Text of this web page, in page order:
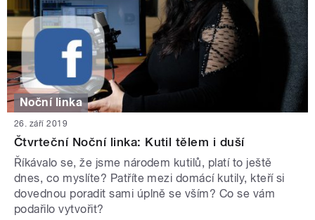
Noční linka
26. září 2019
Čtvrteční Noční linka: Kutil tělem i duší
Říkávalo se, že jsme národem kutilů, platí to ještě
dnes, co myslíte? Patříte mezi domácí kutily, kteří si
dovednou poradit sami úplně se vším? Co se vám
podařilo vytvořit?